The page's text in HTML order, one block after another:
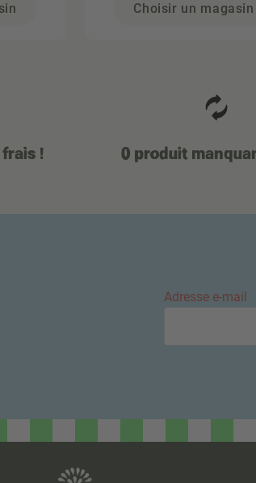
Choisir un magasin
! 0 produit
Adresse e-mail